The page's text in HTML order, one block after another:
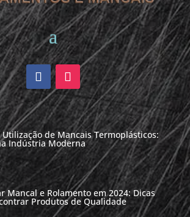
de Mancais Termoplásticos:
Indústria Moderna
Mancal e Rolamento em 2024: Dicas
Produtos de Qualidade